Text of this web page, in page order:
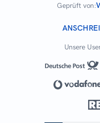
Geprüft von:
Unsere